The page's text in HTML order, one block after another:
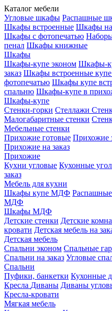
Каталог мебели
Угловые шкафы Распашные
Шкафы встроенные Шкафы на
Шкафы с фотопечатью
пенал Шкафы книжные
Шкафы
Шкафы-купе эконом Шкафы-
заказ Шкафы встроенные купе
фотопечатью Шкафы купе
спальню Шкафы-купе в
Шкафы-купе
Стенки-горки Стеллажи
Малогабаритные стенки
Мебельные стенки
Прихожие готовые Прихожие
Прихожие на заказ
Прихожие
Кухни угловые Кухонные
заказ
Мебель для кухни
Шкафы купе МДФ
МДФ
Шкафы МДФ
Детские стенки Детские
кровати Детская мебель на
Детская мебель
Спальни эконом Спальные
Спальни на заказ Угловые
Спальни
Пуфики, банкетки Кухонные
Кресла Диваны Диваны
Кресла-кровати
Мягкая мебель